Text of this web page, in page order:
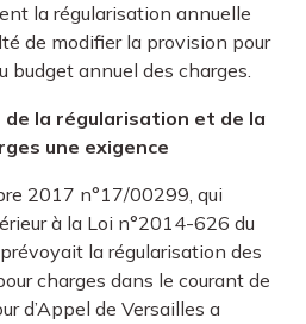
la régularisation annuelle
de modifier la provision pour
budget annuel des charges.
la régularisation et de la
une exigence
2017 n°17/00299, qui
à la Loi n°2014-626 du
la régularisation des
charges dans le courant de
d’Appel de Versailles a